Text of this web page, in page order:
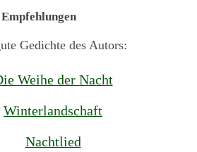
Empfehlungen
Gedichte des Autors:
Weihe der Nacht
Winterlandschaft
Nachtlied